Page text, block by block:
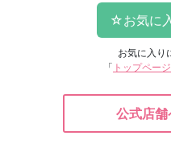
お気に入り
「 トップページ
公式店舗